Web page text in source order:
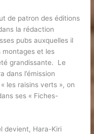
de patron des éditions
la rédaction
pubs auxquelles il
et les
grandissante. Le
dans l’émission
les raisins verts », on
ses « Fiches-
devient, Hara-Kiri